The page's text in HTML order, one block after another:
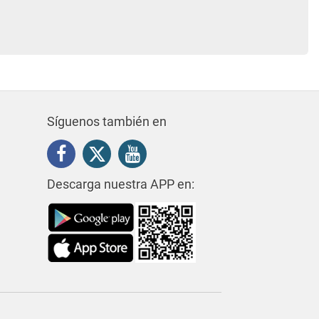
Síguenos también en
Descarga nuestra APP en: